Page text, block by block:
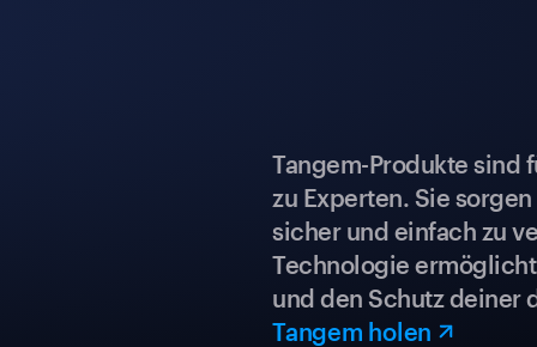
Tangem-Produkte sind
zu Experten. Sie
sicher und einfach zu
Technologie
und den Schutz deiner
Tangem holen